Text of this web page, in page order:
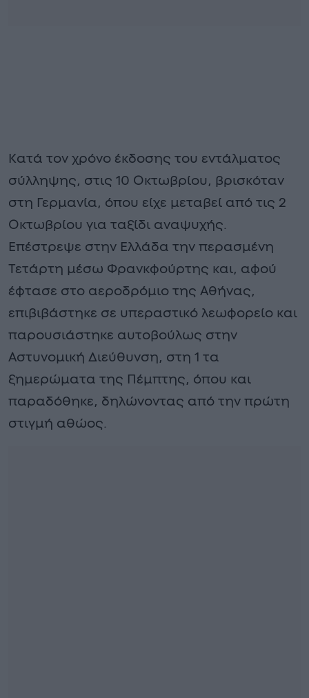
Κατά τον χρόνο έκδοσης του εντάλματος
σύλληψης, στις 10 Οκτωβρίου, βρισκόταν
στη Γερμανία, όπου είχε μεταβεί από τις 2
Οκτωβρίου για ταξίδι αναψυχής.
Επέστρεψε στην Ελλάδα την περασμένη
Τετάρτη μέσω Φρανκφούρτης και, αφού
έφτασε στο αεροδρόμιο της Αθήνας,
επιβιβάστηκε σε υπεραστικό λεωφορείο και
παρουσιάστηκε αυτοβούλως στην
Αστυνομική Διεύθυνση, στη 1 τα
ξημερώματα της Πέμπτης, όπου και
παραδόθηκε, δηλώνοντας από την πρώτη
στιγμή αθώος.